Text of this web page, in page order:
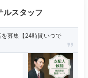
ルスタッフ
を募集【24時間いつで